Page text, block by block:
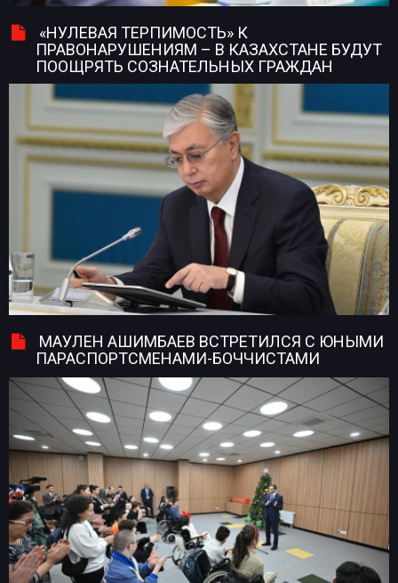
«НУЛЕВАЯ ТЕРПИМОСТЬ» К
ПРАВОНАРУШЕНИЯМ – В КАЗАХСТАНЕ БУДУТ
ПООЩРЯТЬ СОЗНАТЕЛЬНЫХ ГРАЖДАН
МАУЛЕН АШИМБАЕВ ВСТРЕТИЛСЯ С ЮНЫМИ
ПАРАСПОРТСМЕНАМИ-БОЧЧИСТАМИ